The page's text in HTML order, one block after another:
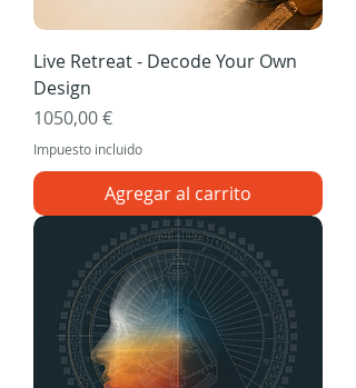
Live Retreat - Decode Your Own
Design
Precio
1050,00 €
Impuesto incluido
Agregar al carrito